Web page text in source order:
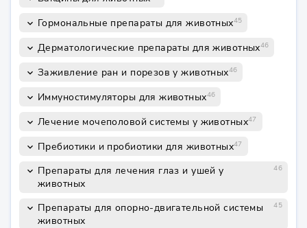
keyboard_arrow_down Гормональные препараты для животных45
keyboard_arrow_down Дерматологические препараты для животных46
keyboard_arrow_down Заживление ран и порезов у животных46
keyboard_arrow_down Иммуностимуляторы для животных46
keyboard_arrow_down Лечение мочеполовой системы у животных47
keyboard_arrow_down Пребиотики и пробиотики для животных47
keyboard_arrow_down Препараты для лечения глаз и ушей у
животных
46
keyboard_arrow_down Препараты для опорно-двигательной системы
животных
45